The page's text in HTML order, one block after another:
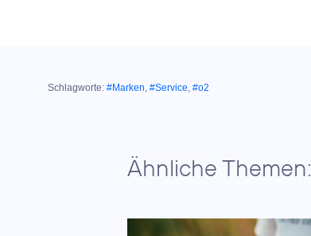
Schlagworte: #Marken, #Service, #o2
Ähnliche Themen: